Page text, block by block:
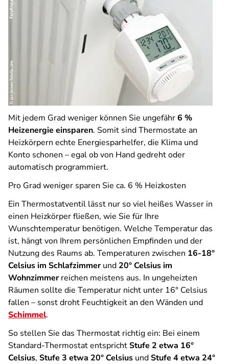
Mit jedem Grad weniger können Sie ungefähr6 %
Heizenergie einsparen. Somit sind Thermostate an
Heizkörpern echte Energiesparhelfer, die Klima und
Konto schonen – egal ob von Hand gedreht oder
automatisch programmiert.
Pro Grad weniger sparen Sie ca. 6 % Heizkosten
Ein Thermostatventil lässt nur so viel heißes Wasser in
einen Heizkörper fließen, wie Sie für Ihre
Wunschtemperatur benötigen. Welche Temperatur das
ist, hängt von Ihrem persönlichen Empfinden und der
Nutzung des Raums ab. Temperaturen zwischen 16-18°
Celsius im Schlafzimmerund 20° Celsius im
Wohnzimmerreichen meistens aus. In ungeheizten
Räumen sollte die Temperatur nicht unter 16° Celsius
fallen – sonst droht Feuchtigkeit an den Wänden und
Schimmel.
So stellen Sie das Thermostat richtig ein: Bei einem
Standard-Thermostat entsprichtStufe 2 etwa 16°
Celsius, Stufe 3 etwa 20° Celsius undStufe 4 etwa 24°